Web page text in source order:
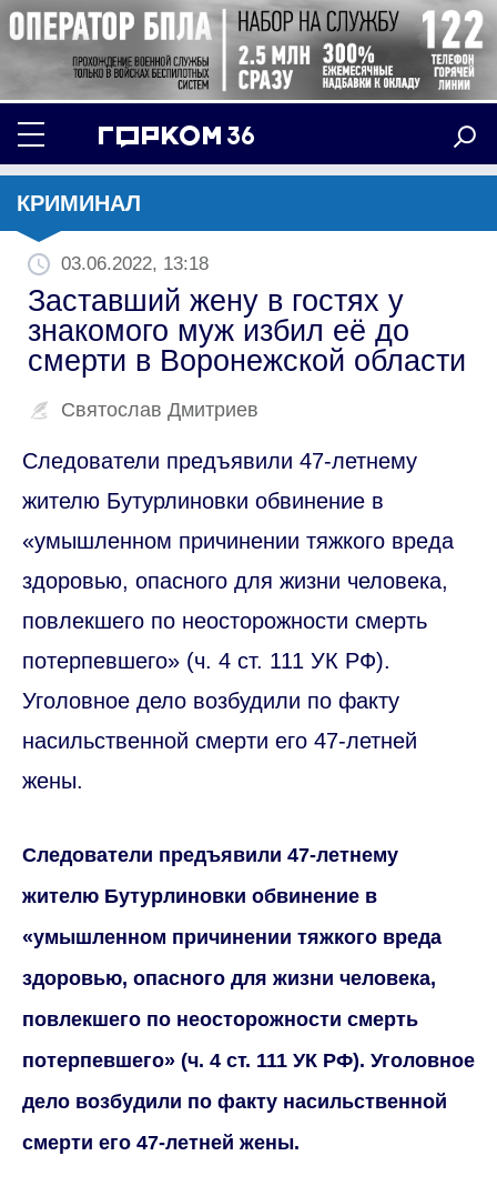
КРИМИНАЛ
03.06.2022, 13:18
Заставший жену в гостях у
знакомого муж избил её до
смерти в Воронежской области
Святослав Дмитриев
Следователи предъявили 47-летнему
жителю Бутурлиновки обвинение в
«умышленном причинении тяжкого вреда
здоровью, опасного для жизни человека,
повлекшего по неосторожности смерть
потерпевшего» (ч. 4 ст. 111 УК РФ).
Уголовное дело возбудили по факту
насильственной смерти его 47-летней
жены.
Следователи предъявили 47-летнему
жителю Бутурлиновки обвинение в
«умышленном причинении тяжкого вреда
здоровью, опасного для жизни человека,
повлекшего по неосторожности смерть
потерпевшего» (ч. 4 ст. 111 УК РФ). Уголовное
дело возбудили по факту насильственной
смерти его 47-летней жены.